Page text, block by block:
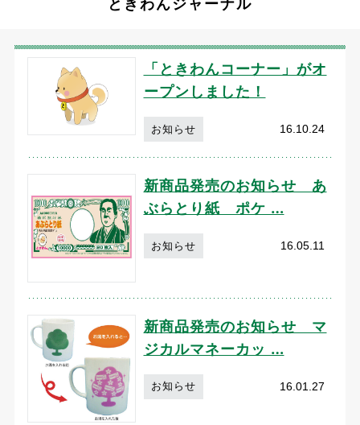
「ときわんコーナー」がオ
ープンしました！
お知らせ 16.10.24
新商品発売のお知らせ あ
ぶらとり紙 ポケ …
お知らせ 16.05.11
新商品発売のお知らせ マ
ジカルマネーカッ …
お知らせ 16.01.27